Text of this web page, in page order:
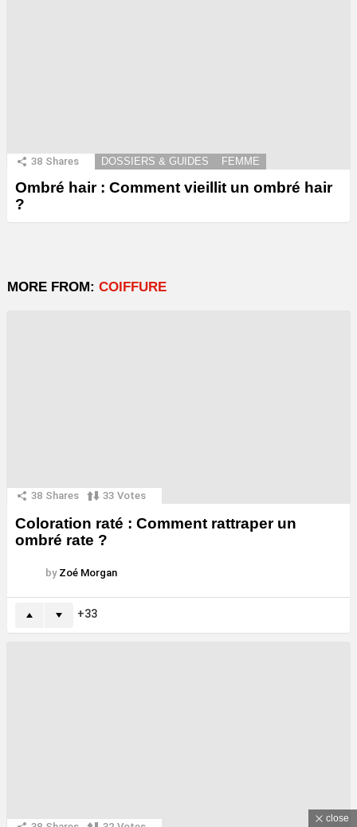
38 Shares DOSSIERS & GUIDES FEMME
Ombré hair : Comment vieillit un ombré hair
?
MORE FROM: COIFFURE
38 Shares 33 Votes
Coloration raté : Comment rattraper un
ombré rate ?
by Zoé Morgan
33
close